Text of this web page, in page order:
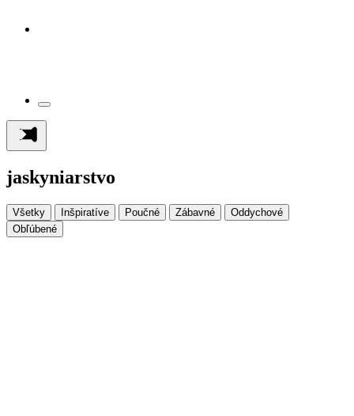
jaskyniarstvo
Všetky Inšpiratíve Poučné Zábavné
Oddychové
Obľúbené